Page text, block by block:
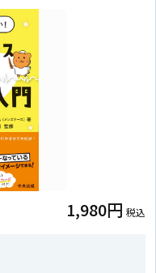
1,980円 税込